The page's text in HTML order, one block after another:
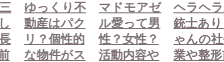
ゆっくり不
動産はパク
リ？個性的
な物件がス
マドモアゼ
ル愛って男
性？女性？
活動内容や
ヘラヘ
銃士あ
ゃんの
業や整